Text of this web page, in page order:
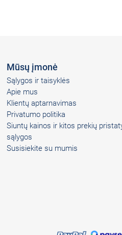
Mūsų įmonė
Sąlygos ir taisyklės
Apie mus
Klientų aptarnavimas
Privatumo politika
Siuntų kainos ir kitos prekių
sąlygos
Susisiekite su mumis